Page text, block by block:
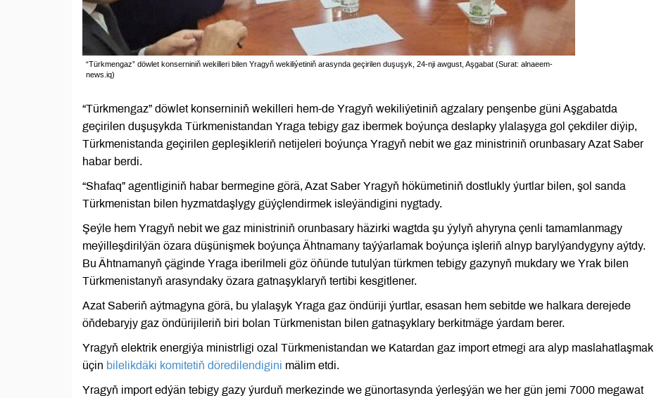
“Türkmengaz” döwlet konserniniň wekilleri bilen Yragyň wekiliýetiniň arasynda geçirilen duşuşyk, 24-nji awgust, Aşgabat (Surat: alnaeem-
news.iq)
“Türkmengaz” döwlet konserniniň wekilleri hem-de Yragyň wekiliýetiniň agzalary penşenbe güni Aşgabatda
geçirilen duşuşykda Türkmenistandan Yraga tebigy gaz ibermek boýunça deslapky ylalaşyga gol çekdiler diýip,
Türkmenistanda geçirilen gepleşikleriň netijeleri boýunça Yragyň nebit we gaz ministriniň orunbasary Azat Saber
habar berdi.
“Shafaq” agentliginiň habar bermegine görä, Azat Saber Yragyň hökümetiniň dostlukly ýurtlar bilen, şol sanda
Türkmenistan bilen hyzmatdaşlygy güýçlendirmek isleýändigini nygtady.
Şeýle hem Yragyň nebit we gaz ministriniň orunbasary häzirki wagtda şu ýylyň ahyryna çenli tamamlanmagy
meýilleşdirilýän özara düşünişmek boýunça Ähtnamany taýýarlamak boýunça işleriň alnyp barylýandygyny aýtdy.
Bu Ähtnamanyň çäginde Yraga iberilmeli göz öňünde tutulýan türkmen tebigy gazynyň mukdary we Yrak bilen
Türkmenistanyň arasyndaky özara gatnaşyklaryň tertibi kesgitlener.
Azat Saberiň aýtmagyna görä, bu ylalaşyk Yraga gaz öndüriji ýurtlar, esasan hem sebitde we halkara derejede
öňdebaryjy gaz öndürijileriň biri bolan Türkmenistan bilen gatnaşyklary berkitmäge ýardam berer.
Yragyň elektrik energiýa ministrligi ozal Türkmenistandan we Katardan gaz import etmegi ara alyp maslahatlaşmak
üçin bilelikdäki komitetiň döredilendigini mälim etdi.
Yragyň import edýän tebigy gazy ýurduň merkezinde we günortasynda ýerleşýän we her gün jemi 7000 megawat